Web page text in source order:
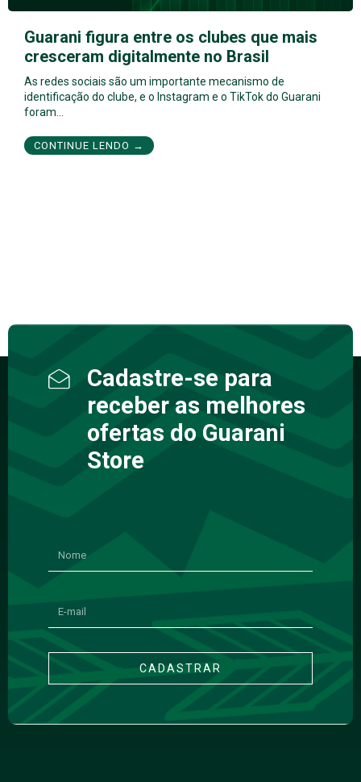
Guarani figura entre os clubes que mais
cresceram digitalmente no Brasil
As redes sociais são um importante mecanismo de
identificação do clube, e o Instagram e o TikTok do Guarani
foram…
CONTINUE LENDO →
Cadastre-se para
receber as melhores
ofertas do Guarani
Store
CADASTRAR